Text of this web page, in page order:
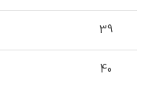
39
40